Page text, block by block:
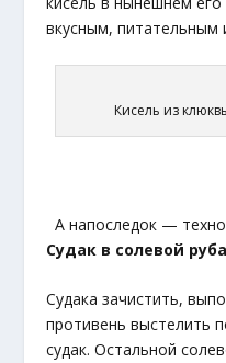
вкусным,
Кисель из
А напоследок —
Судак в солевой
Судака зачистить,
противень выстелить
судак. Остальной